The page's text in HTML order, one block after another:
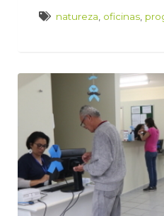
natureza oficinas